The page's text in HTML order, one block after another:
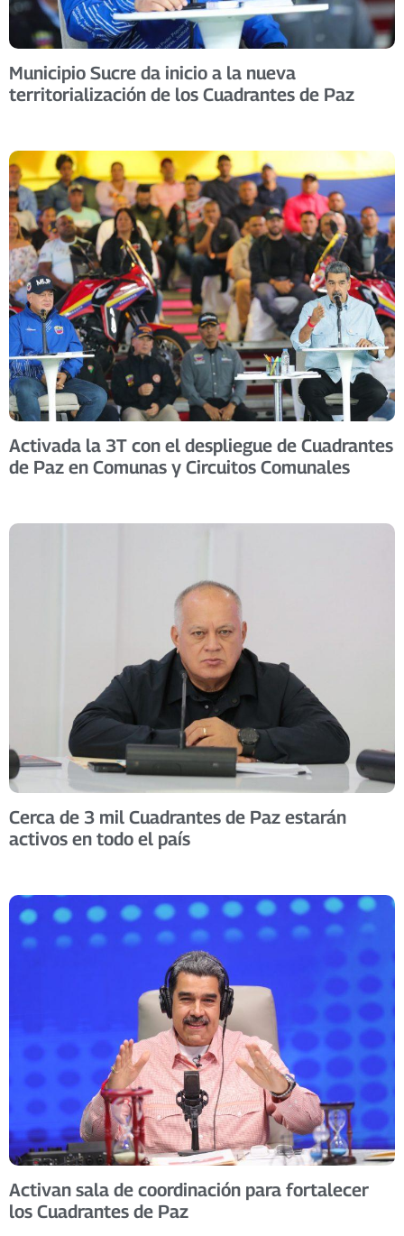
Municipio Sucre da inicio a la nueva
territorialización de los Cuadrantes de Paz
Activada la 3T con el despliegue de Cuadrantes
de Paz en Comunas y Circuitos Comunales
Cerca de 3 mil Cuadrantes de Paz estarán
activos en todo el país
Activan sala de coordinación para fortalecer
los Cuadrantes de Paz